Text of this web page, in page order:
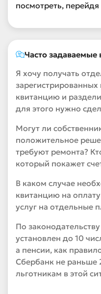
посмотреть, перейдя
Часто задаваемые
Я хочу получать
квитанцию и
для этого нужно
Могут ли
положительное
требуют ремонта?
который покажет
В каком случае
квитанцию на
услуг на отдельные
По
установлен до 10
а пенсии, как
Сбербанк не раньше
льготникам в этой